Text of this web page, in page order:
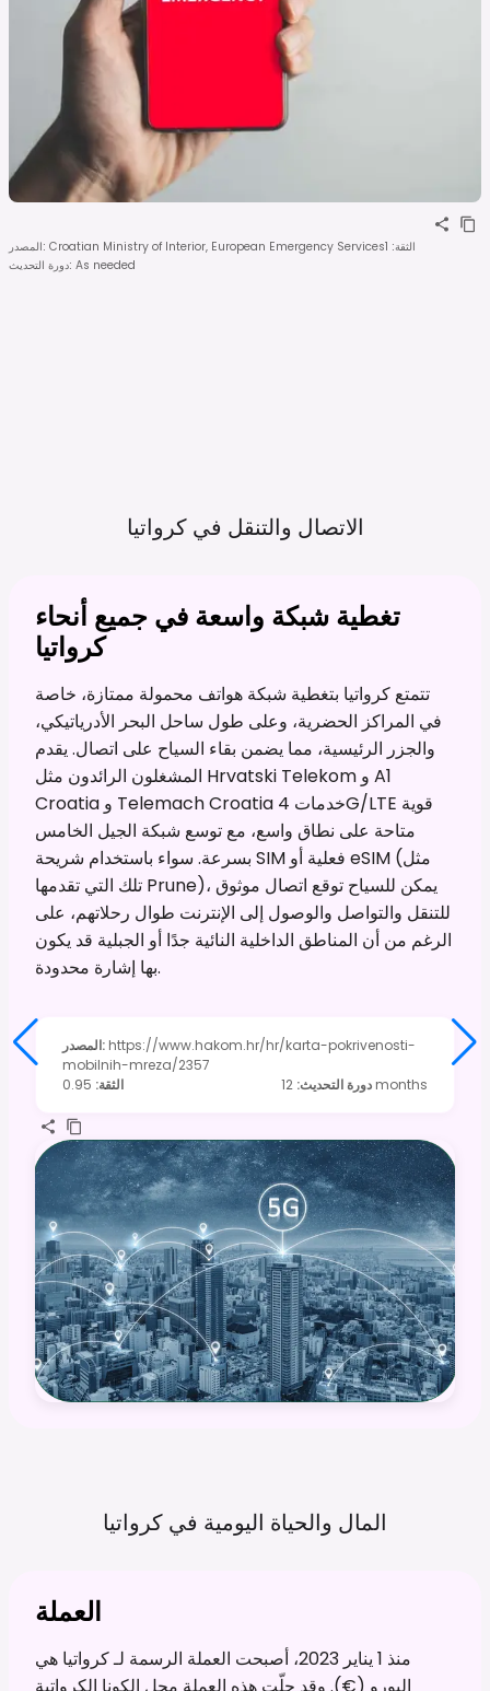
المصدر: Croatian Ministry of Interior, European Emergency Services الثقة:
1
دورة التحديث: As needed
الاتصال والتنقل في كرواتيا
تغطية شبكة واسعة في جميع أنحاء
كرواتيا
تتمتع كرواتيا بتغطية شبكة هواتف محمولة ممتازة، خاصة
في المراكز الحضرية، وعلى طول ساحل البحر الأدرياتيكي،
والجزر الرئيسية، مما يضمن بقاء السياح على اتصال. يقدم
المشغلون الرائدون مثل Hrvatski Telekom و A1
Croatia و Telemach Croatia خدمات 4G/LTE قوية
متاحة على نطاق واسع، مع توسع شبكة الجيل الخامس
بسرعة. سواء باستخدام شريحة SIM فعلية أو eSIM (مثل
تلك التي تقدمها Prune)، يمكن للسياح توقع اتصال موثوق
للتنقل والتواصل والوصول إلى الإنترنت طوال رحلاتهم، على
الرغم من أن المناطق الداخلية النائية جدًا أو الجبلية قد يكون
بها إشارة محدودة.
المصدر: https://www.hakom.hr/hr/karta-pokrivenosti-
mobilnih-mreza/2357
الثقة:
0.95 دورة التحديث: 12 months
المال والحياة اليومية في كرواتيا
العملة
منذ 1 يناير 2023، أصبحت العملة الرسمة لـ كرواتيا هي
اليورو (€). وقد حلّت هذه العملة محل الكونا الكرواتية